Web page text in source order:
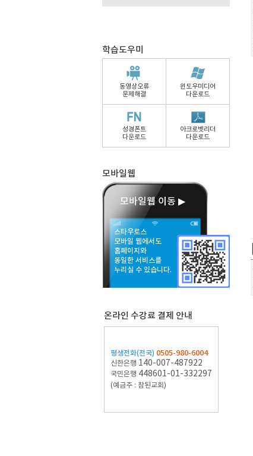
학습도우미
동영상오류
문제해결
윈도우미디어
다운로드
성경폰트
다운로드
아크로벳리더
다운로드
모바일웹
모바일웹 이동 ▶
스타우로스
모바일 웹에서도
홈페이지와
동일한 서비스를
누리실 수 있습니다.
온라인 수강료 결제 안내
평생전화(전국) 0505-980-6004
신한은행 140-007-487922
국민은행 448601-01-332297
(예금주 : 참된교회)